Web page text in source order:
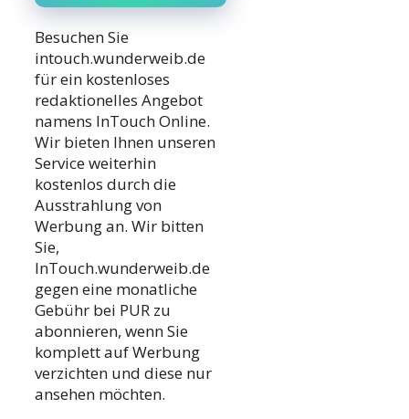
Besuchen Sie
intouch.wunderweib.de
für ein kostenloses
redaktionelles Angebot
namens InTouch Online.
Wir bieten Ihnen unseren
Service weiterhin
kostenlos durch die
Ausstrahlung von
Werbung an. Wir bitten
Sie,
InTouch.wunderweib.de
gegen eine monatliche
Gebühr bei PUR zu
abonnieren, wenn Sie
komplett auf Werbung
verzichten und diese nur
ansehen möchten.